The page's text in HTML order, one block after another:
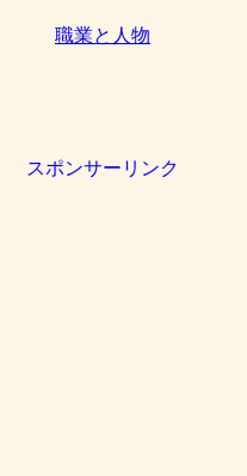
職業と人物
スポンサーリンク